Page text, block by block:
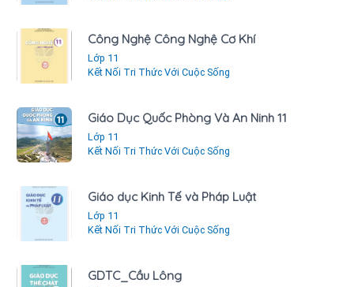
Công Nghệ Công Nghệ Cơ Khí
Lớp 11
Kết Nối Tri Thức Với Cuộc Sống
Giáo Dục Quốc Phòng Và An Ninh 11
Lớp 11
Kết Nối Tri Thức Với Cuộc Sống
Giáo dục Kinh Tế và Pháp Luật
Lớp 11
Kết Nối Tri Thức Với Cuộc Sống
GDTC_Cầu Lông